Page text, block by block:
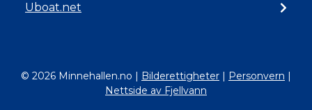
Uboat.net
© 2026 Minnehallen.no | Bilderettigheter | Personvern |
Nettside av Fjellvann